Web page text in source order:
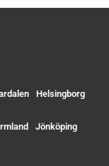
Helsingborg
Jönköping